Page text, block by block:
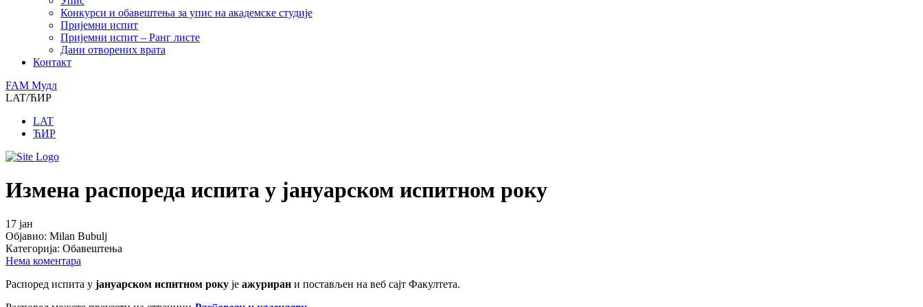
Конкурси и обавештења за упис на академске студије
Пријемни испит
Пријемни испит – Ранг листе
Дани отворених врата
Контакт
FAM Mудл
LAT/ЋИР
LAT
ЋИР
Измена распореда испита у јануарском испитном року
17 јан
Објавио: Milan Bubulj
Категорија: Обавештења
Нема коментара
Распоред испита у јануарском испитном року је ажуриран и постављен на веб сајт Факултета.